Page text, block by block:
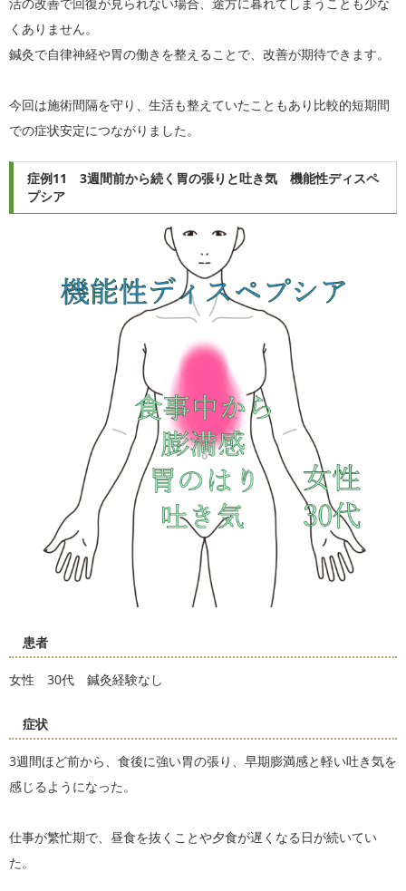
くありません。
鍼灸で自律神経や胃の働きを整えることで、改善が期待できます。
今回は施術間隔を守り、生活も整えていたこともあり比較的短期間
での症状安定につながりました。
症例11 3週間前から続く胃の張りと吐き気 機能性ディスペ
プシア
患者
女性 30代 鍼灸経験なし
症状
3週間ほど前から、食後に強い胃の張り、早期膨満感と軽い吐き気を
感じるようになった。
仕事が繁忙期で、昼食を抜くことや夕食が遅くなる日が続いてい
た。